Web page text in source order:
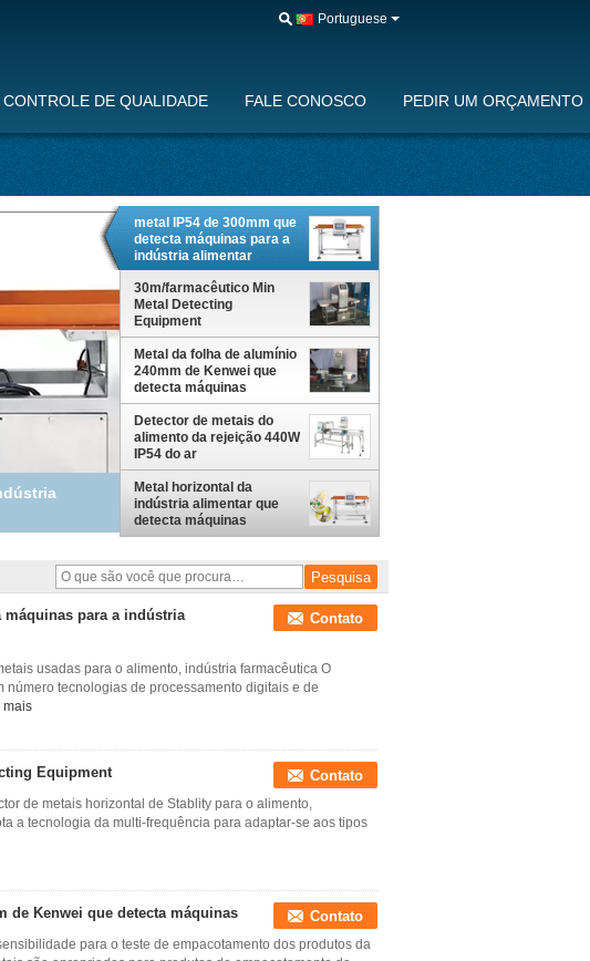
Portuguese
CONTROLE DE QUALIDADE FALE CONOSCO PEDIR UM ORÇAMENTO
metal IP54 de 300mm que
detecta máquinas para a
indústria alimentar
30m/farmacêutico Min
Metal Detecting
Equipment
Metal da folha de alumínio
240mm de Kenwei que
detecta máquinas
Detector de metais do
alimento da rejeição 440W
IP54 do ar
Metal horizontal da
indústria alimentar que
detecta máquinas
máquinas para a indústria
Contato
usadas para o alimento, indústria farmacêutica O
número tecnologias de processamento digitais e de
mais
Equipment Contato
de metais horizontal de Stablity para o alimento,
a tecnologia da multi-frequência para adaptar-se aos tipos
de Kenwei que detecta máquinas Contato
para o teste de empacotamento dos produtos da